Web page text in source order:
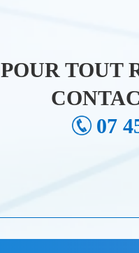
POUR TOUT
07